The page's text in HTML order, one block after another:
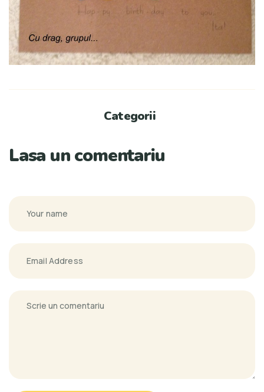
Categorii
Lasa un comentariu